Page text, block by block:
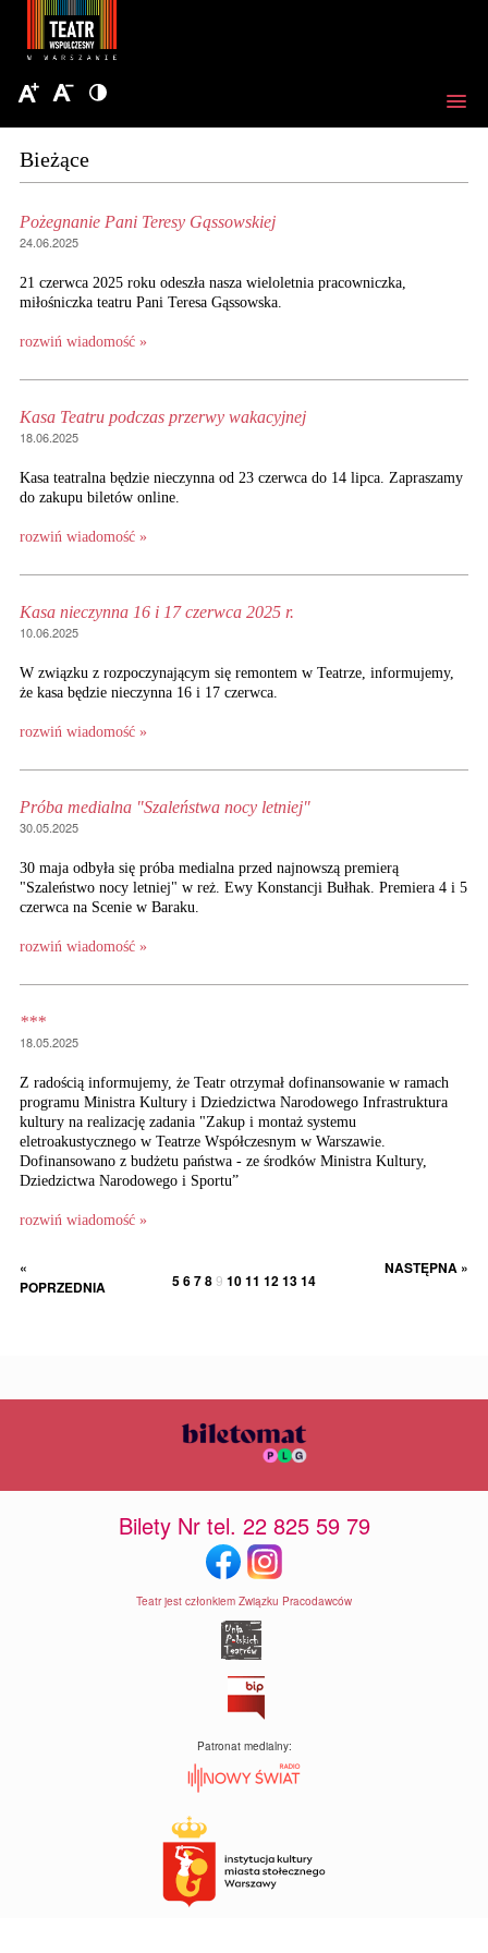
Bieżące
Pożegnanie Pani Teresy Gąssowskiej
24.06.2025
21 czerwca 2025 roku odeszła nasza wieloletnia pracowniczka,
miłośniczka teatru Pani Teresa Gąssowska.
rozwiń wiadomość »
Kasa Teatru podczas przerwy wakacyjnej
18.06.2025
Kasa teatralna będzie nieczynna od 23 czerwca do 14 lipca. Zapraszamy
do zakupu biletów online.
rozwiń wiadomość »
Kasa nieczynna 16 i 17 czerwca 2025 r.
10.06.2025
W związku z rozpoczynającym się remontem w Teatrze, informujemy,
że kasa będzie nieczynna 16 i 17 czerwca.
rozwiń wiadomość »
Próba medialna "Szaleństwa nocy letniej"
30.05.2025
30 maja odbyła się próba medialna przed najnowszą premierą
"Szaleństwo nocy letniej" w reż. Ewy Konstancji Bułhak. Premiera 4 i 5
czerwca na Scenie w Baraku.
rozwiń wiadomość »
***
18.05.2025
Z radością informujemy, że Teatr otrzymał dofinansowanie w ramach
programu Ministra Kultury i Dziedzictwa Narodowego Infrastruktura
kultury na realizację zadania "Zakup i montaż systemu
eletroakustycznego w Teatrze Współczesnym w Warszawie.
Dofinansowano z budżetu państwa - ze środków Ministra Kultury,
Dziedzictwa Narodowego i Sportu”
rozwiń wiadomość »
«
POPRZEDNIA
56789 1011 121314
NASTĘPNA »
Bilety Nr tel. 22 825 59 79
Teatr jest członkiem Związku Pracodawców
Patronat medialny: